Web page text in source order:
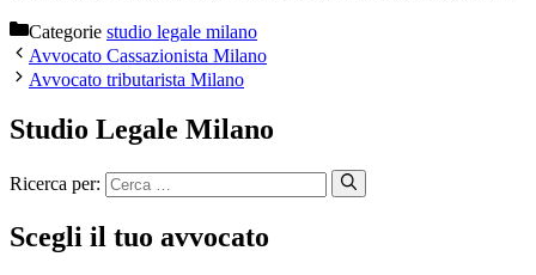
Categorie studio legale milano
Avvocato Cassazionista Milano
Avvocato tributarista Milano
Studio Legale Milano
Ricerca per:
Scegli il tuo avvocato